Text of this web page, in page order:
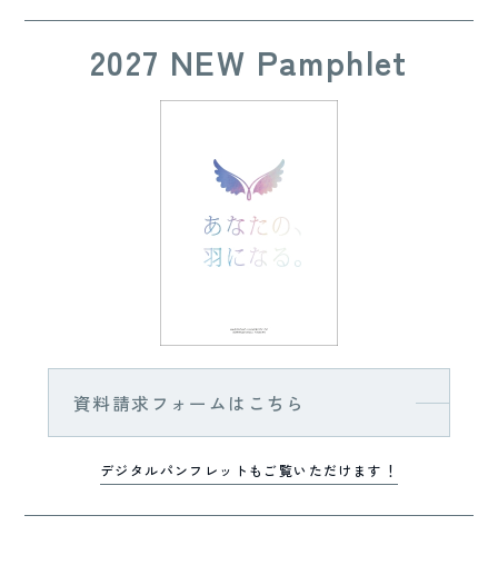
2027 NEW Pamphlet
資料請求フォームはこちら
デジタルパンフレットもご覧いただけます！